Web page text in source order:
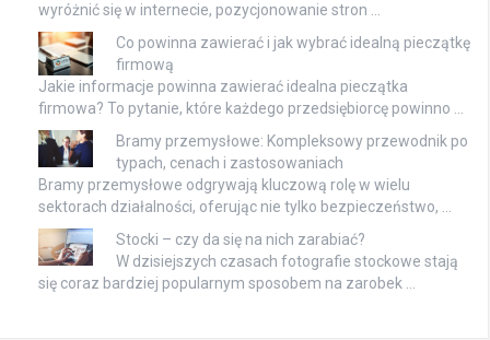
wyróżnić się w internecie, pozycjonowanie stron …
Co powinna zawierać i jak wybrać idealną pieczątkę
firmową
Jakie informacje powinna zawierać idealna pieczątka
firmowa? To pytanie, które każdego przedsiębiorcę powinno …
Bramy przemysłowe: Kompleksowy przewodnik po
typach, cenach i zastosowaniach
Bramy przemysłowe odgrywają kluczową rolę w wielu
sektorach działalności, oferując nie tylko bezpieczeństwo, …
Stocki – czy da się na nich zarabiać?
W dzisiejszych czasach fotografie stockowe stają
się coraz bardziej popularnym sposobem na zarobek …